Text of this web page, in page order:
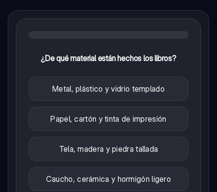
¿De qué material están hechos los libros?
Metal, plástico y vidrio templado
Papel, cartón y tinta de impresión
Tela, madera y piedra tallada
Caucho, cerámica y hormigón ligero